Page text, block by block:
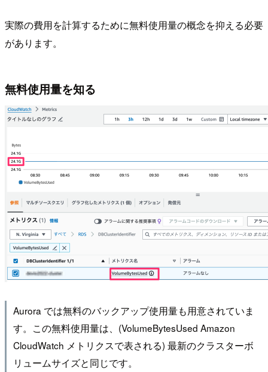
実際の費用を計算するために無料使用量の概念を抑える必要
があります。
無料使用量を知る
Aurora では無料のバックアップ使用量も用意されていま
す。この無料使用量は、(VolumeBytesUsed Amazon
CloudWatch メトリクスで表される) 最新のクラスターボ
リュームサイズと同じです。